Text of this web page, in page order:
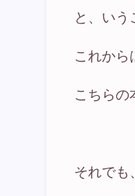
と、いう
これから
こちらの
それでも